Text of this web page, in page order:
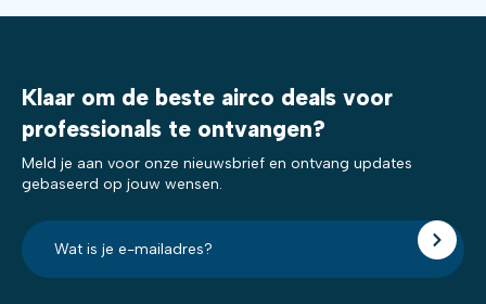
Klaar om de beste airco deals voor
professionals te ontvangen?
Meld je aan voor onze nieuwsbrief en ontvang updates
gebaseerd op jouw wensen.
E-
mailadres?
*